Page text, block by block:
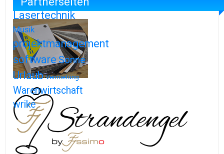
Iphone
Lasertechnik
Musik
projektmanagement
softwareSonne
Urlaub Vermietung
Warenwirtschaft
wrike